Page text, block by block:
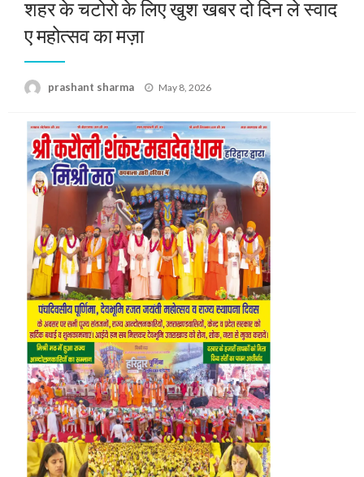
शहर के चटोरो के लिए खुश खबर दो दिन ले स्वाद
ए महोत्सव का मज़ा
prashant sharma
Posted
May 8, 2026